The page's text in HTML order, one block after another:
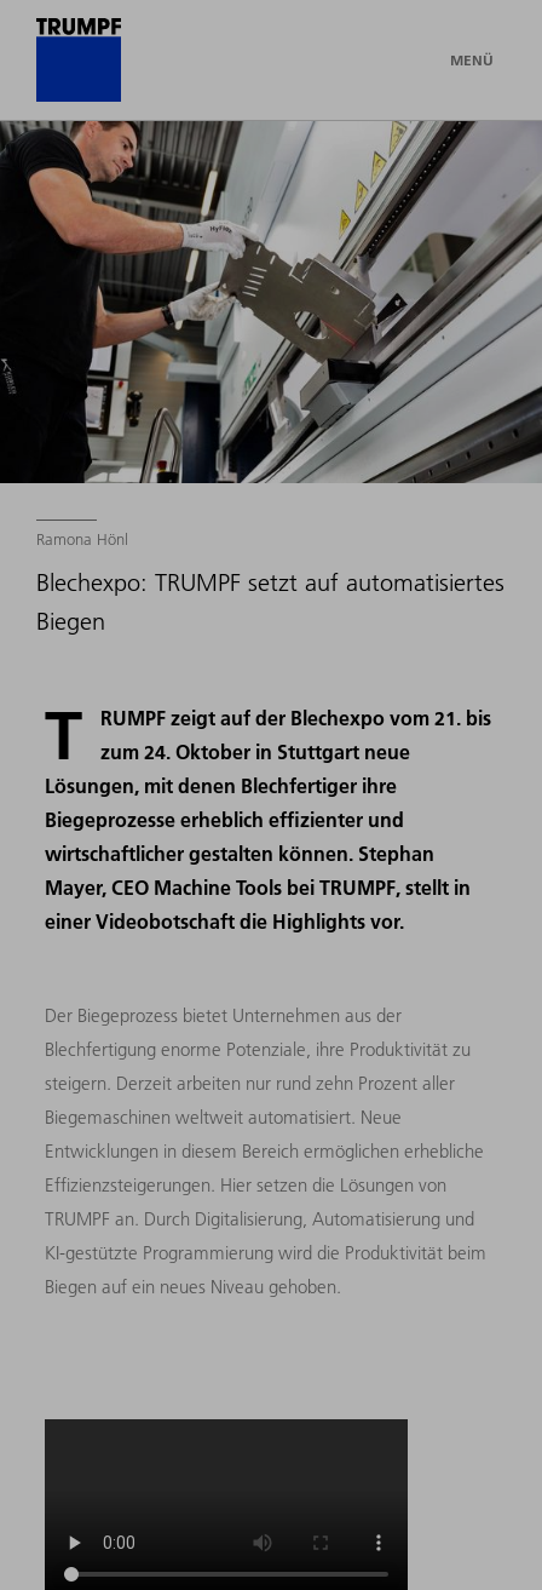
MENÜ
Ramona Hönl
Blechexpo: TRUMPF setzt auf automatisiertes
Biegen
T
RUMPF zeigt auf der Blechexpo vom 21. bis
zum 24. Oktober in Stuttgart neue
Lösungen, mit denen Blechfertiger ihre
Biegeprozesse erheblich effizienter und
wirtschaftlicher gestalten können. Stephan
Mayer, CEO Machine Tools bei TRUMPF, stellt in
einer Videobotschaft die Highlights vor.
Der Biegeprozess bietet Unternehmen aus der
Blechfertigung enorme Potenziale, ihre Produktivität zu
steigern. Derzeit arbeiten nur rund zehn Prozent aller
Biegemaschinen weltweit automatisiert. Neue
Entwicklungen in diesem Bereich ermöglichen erhebliche
Effizienzsteigerungen. Hier setzen die Lösungen von
TRUMPF an. Durch Digitalisierung, Automatisierung und
KI-gestützte Programmierung wird die Produktivität beim
Biegen auf ein neues Niveau gehoben.